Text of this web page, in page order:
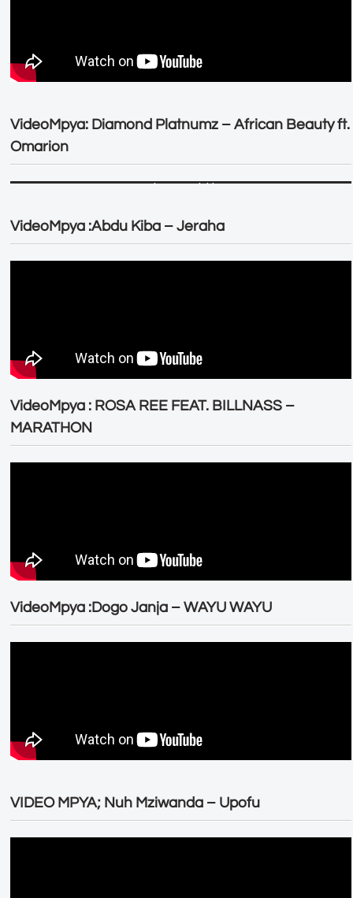
VideoMpya: Diamond Platnumz – African Beauty ft.
Omarion
VideoMpya :Abdu Kiba – Jeraha
VideoMpya : ROSA REE FEAT. BILLNASS –
MARATHON
VideoMpya :Dogo Janja – WAYU WAYU
VIDEO MPYA; Nuh Mziwanda – Upofu